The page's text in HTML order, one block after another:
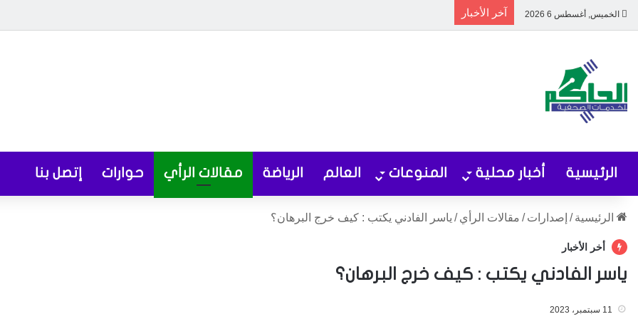
الخميس, أغسطس 6 2026 آخر الأخبار
الرئيسية أخبار محلية المنوعات العالم الرياضة مقالات الرأي حوارات إتصل بنا
الرئيسية / إصدارات / مقالات الرأي / ياسر الفادني يكتب : كيف خرج البرهان؟
أخر الأخبار
ياسر الفادني يكتب : كيف خرج البرهان؟
11 سبتمبر، 2023